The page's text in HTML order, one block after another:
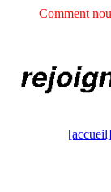
Comment
[accueil]